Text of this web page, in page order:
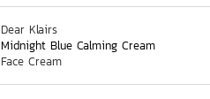
Dear Klairs
Midnight Blue Calming Cream
Face Cream